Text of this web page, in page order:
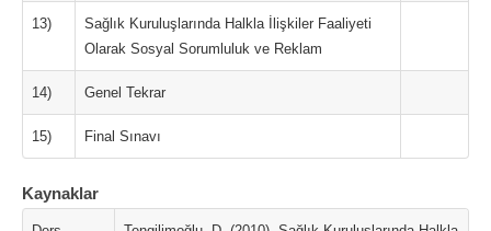
13)
Sağlık Kuruluşlarında Halkla İlişkiler Faaliyeti
Olarak Sosyal Sorumluluk ve Reklam
14) Genel Tekrar
15) Final Sınavı
Kaynaklar